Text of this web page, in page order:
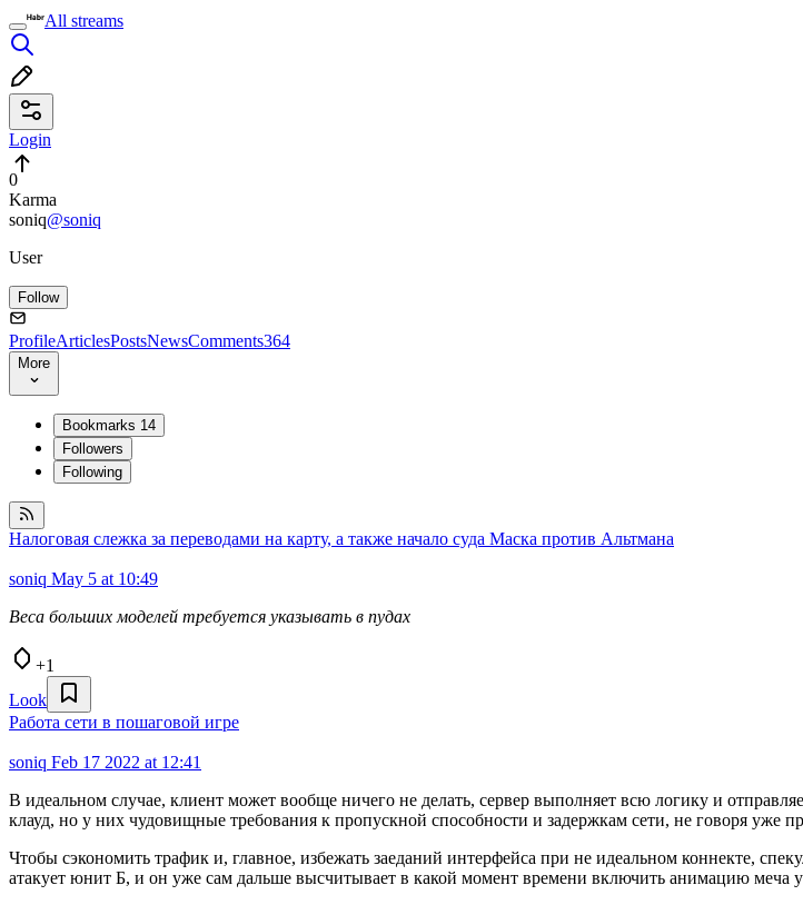
All streams
Login
0
Karma
soniq@soniq
User
Follow
ProfileArticlesPostsNewsComments364
More
Bookmarks 14
Followers
Following
Налоговая слежка за переводами на карту, а также начало суда Маска против Альтмана
soniq May 5 at 10:49
Веса больших моделей требуется указывать в пудах
+1
Look
Работа сети в пошаговой игре
soniq Feb 17 2022 at 12:41
В идеальном случае, клиент может вообще ничего не делать, сервер выполняет всю логику и
клауд, но у них чудовищные требования к пропускной способности и задержкам сети, не говоря уже
Чтобы сэкономить трафик и, главное, избежать заеданий интерфейса при не идеальном коннекте,
атакует юнит Б, и он уже сам дальше высчитывает в какой момент времени включить анимацию меча